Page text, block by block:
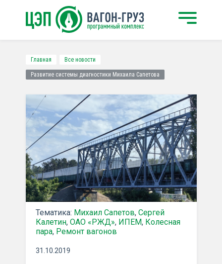
Главная Все новости
Развитие системы диагностики Михаила Сапетова
Тематика: Михаил Сапетов, Сергей
Калетин, ОАО «РЖД», ИПЕМ, Колесная
пара, Ремонт вагонов
31.10.2019